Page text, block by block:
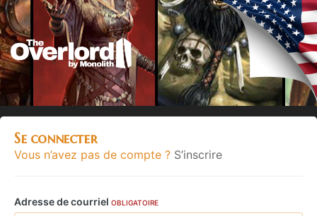
Se connecter
Vous n’avez pas de compte ? S’inscrire
Adresse de courriel OBLIGATOIRE